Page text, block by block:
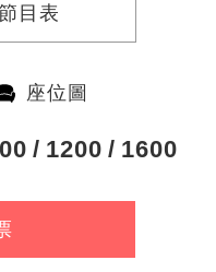
目表
座位圖
1200 1600